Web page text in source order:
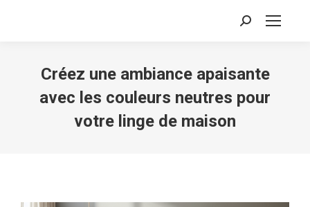
Recherche
Créez une ambiance apaisante
avec les couleurs neutres pour
votre linge de maison